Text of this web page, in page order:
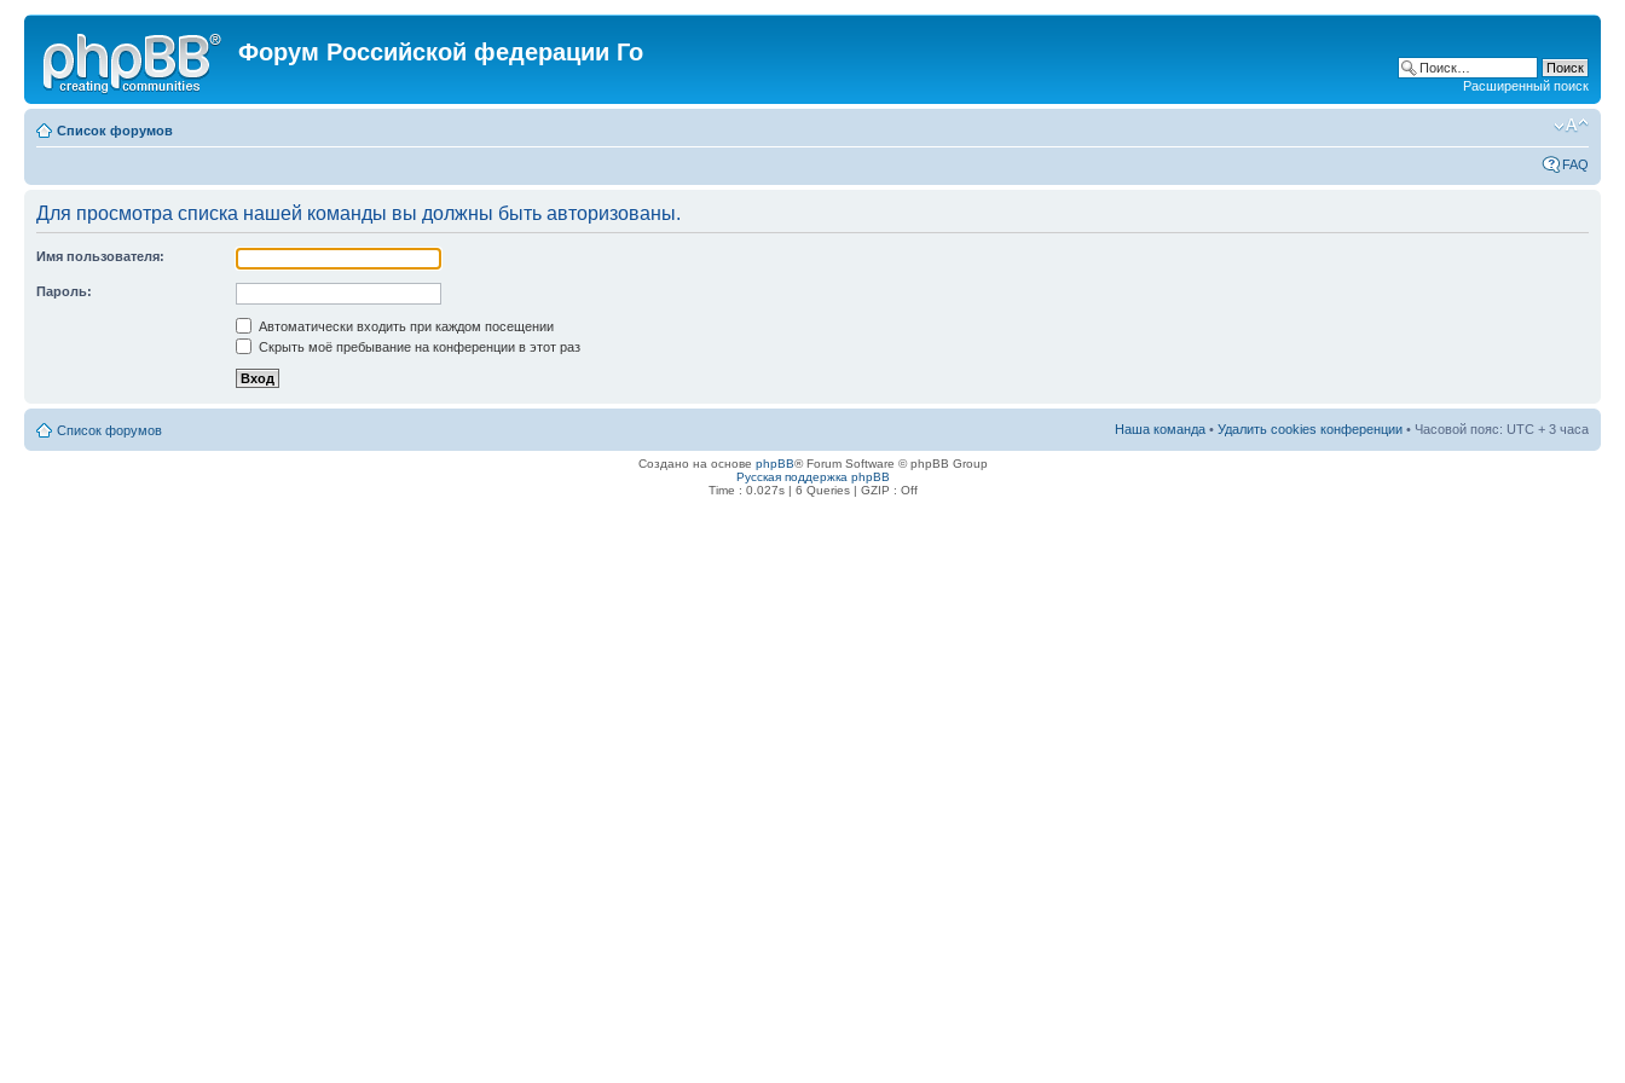
Форум Российской федерации Го
Расширенный поиск
Список форумов
FAQ
Для просмотра списка нашей команды вы должны быть авторизованы.
Имя пользователя:
Пароль:
Автоматически входить при каждом посещении
Скрыть моё пребывание на конференции в этот раз
Список форумов Наша команда • Удалить cookies конференции • Часовой пояс: UTC + 3 часа
Создано на основе phpBB® Forum Software © phpBB Group
Русская поддержка phpBB
Time : 0.027s | 6 Queries | GZIP : Off